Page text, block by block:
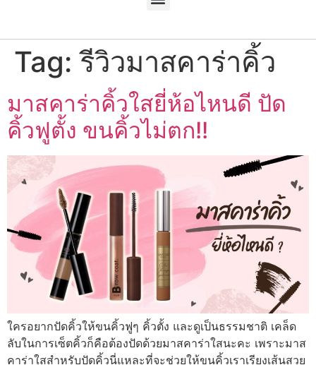
Tag:รีวิวมาสคาร่าคิ้ว
มาสคาร่าคิ้วใสยี่ห้อไหนดี ปัด
คิ้วฟูตั้ง ขนคิ้วไม่ตก!!
ใครอยากปัดคิ้วให้ขนคิ้วฟูๆ คิ้วตั้ง และดูเป็นธรรมชาติ เคล็ด
ลับในการเซ็ตคิ้วก็คือต้องปัดด้วยมาสคาร่าใสนะคะ เพราะมาส
คาร่าใสสำหรับปัดคิ้วนี่แหละที่จะช่วยให้ขนคิ้วเราเรียงเส้นสวย